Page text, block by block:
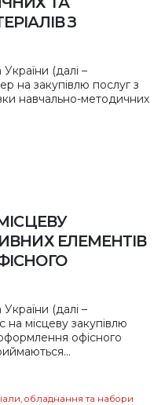
З
(далі –
на закупівлю послуг з
навчально-методичних
ЕЛЕМЕНТІВ
(далі –
місцеву закупівлю
офісного
обладнання та набори